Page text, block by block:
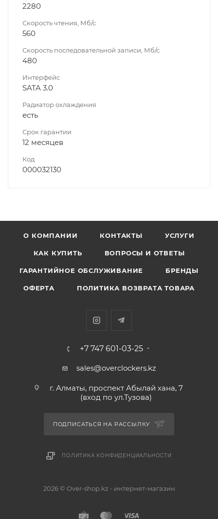
2280
Скорость чтения, Мб/с
560
Скорость последовательной записи, Мб/с
480
Интерфейс
SATA 3.0
Радиатор охлаждения
есть
Срок гарантии
12 месяцев
Код
000032130
О КОМПАНИИ КОНТАКТЫ УСЛУГИ
КАК КУПИТЬ ВОПРОСЫ И ОТВЕТЫ
ГАРАНТИЙНОЕ ОБСЛУЖИВАНИЕ БРЕНДЫ
ОФЕРТА ПОЛИТИКА ВОЗВРАТА ТОВАРА
+7 747 601-03-25
sales@overclockers.kz
г. Алматы, проспект Абылай хана, 7
(вход по ул.Тузова)
ПОДПИСАТЬСЯ НА РАССЫЛКУ
ПОЛИТИКА КОНФИДЕНЦИАЛЬНОСТИ
2026 © Over-shop.kz - интернет-магазин